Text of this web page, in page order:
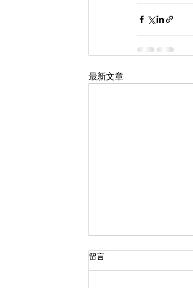
最新文章
留言